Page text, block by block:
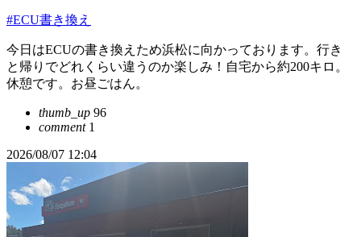
#ECU書き換え
今日はECUの書き換えため浜松に向かっております。行き
と帰りでどれくらい違うのか楽しみ！自宅から約200キロ。
休憩です。お昼ごはん。
thumb_up 96
comment1
2026/08/07 12:04